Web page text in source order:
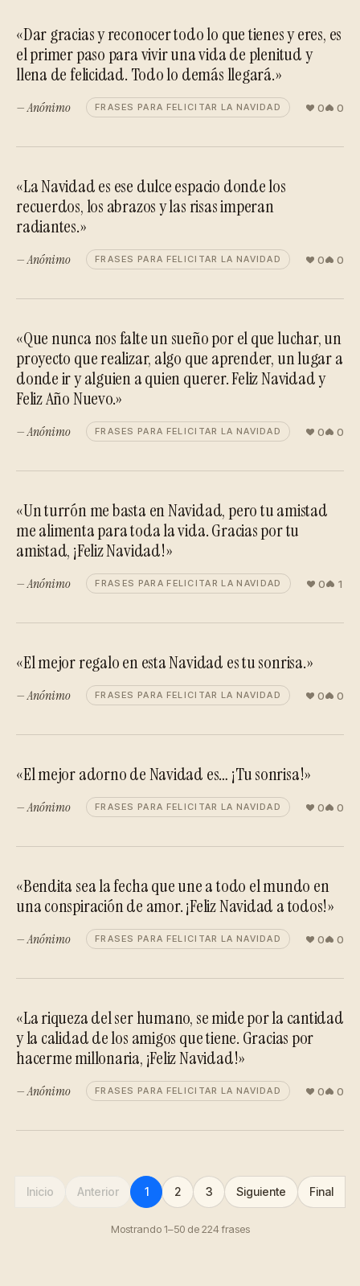
«Dar gracias y reconocer todo lo que tienes y eres, es
el primer paso para vivir una vida de plenitud y
llena de felicidad. Todo lo demás llegará.»
— Anónimo FRASES PARA FELICITAR LA NAVIDAD 0 0
«La Navidad es ese dulce espacio donde los
recuerdos, los abrazos y las risas imperan
radiantes.»
— Anónimo FRASES PARA FELICITAR LA NAVIDAD 0 0
«Que nunca nos falte un sueño por el que luchar, un
proyecto que realizar, algo que aprender, un lugar a
donde ir y alguien a quien querer. Feliz Navidad y
Feliz Año Nuevo.»
— Anónimo FRASES PARA FELICITAR LA NAVIDAD 0 0
«Un turrón me basta en Navidad, pero tu amistad
me alimenta para toda la vida. Gracias por tu
amistad, ¡Feliz Navidad!»
— Anónimo FRASES PARA FELICITAR LA NAVIDAD 0 1
«El mejor regalo en esta Navidad es tu sonrisa.»
— Anónimo FRASES PARA FELICITAR LA NAVIDAD 0 0
«El mejor adorno de Navidad es… ¡Tu sonrisa!»
— Anónimo FRASES PARA FELICITAR LA NAVIDAD 0 0
«Bendita sea la fecha que une a todo el mundo en
una conspiración de amor. ¡Feliz Navidad a todos!»
— Anónimo FRASES PARA FELICITAR LA NAVIDAD 0 0
«La riqueza del ser humano, se mide por la cantidad
y la calidad de los amigos que tiene. Gracias por
hacerme millonaria, ¡Feliz Navidad!»
— Anónimo FRASES PARA FELICITAR LA NAVIDAD 0 0
Inicio Anterior 1 2 3 Siguiente Final
Mostrando 1–50 de 224 frases